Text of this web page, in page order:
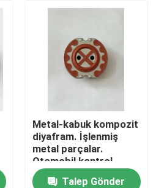
Metal-kabuk kompozit
diyafram. İşlenmiş
metal parçalar.
Otomobil kontrol
mührü.
Talep Gönder